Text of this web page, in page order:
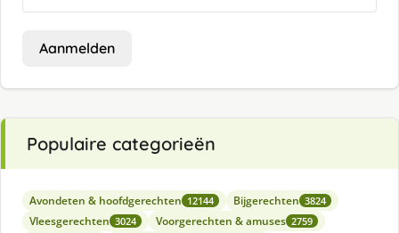
Aanmelden
Populaire categorieën
Avondeten & hoofdgerechten 12144 Bijgerechten 3824
Vleesgerechten 3024 Voorgerechten & amuses 2759